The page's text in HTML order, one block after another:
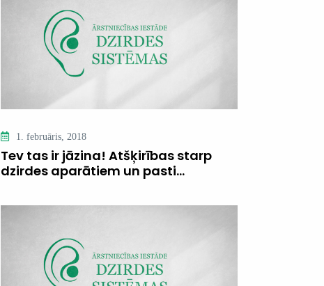
1. februāris, 2018
Tev tas ir jāzina! Atšķirības starp
dzirdes aparātiem un pasti...